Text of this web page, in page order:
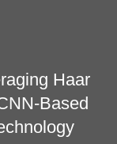
Haar
Based